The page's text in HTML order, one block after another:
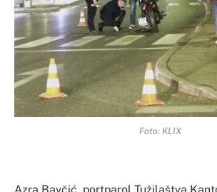
Foto: KLIX
Azra Bavčić, portparol Tužilaštva